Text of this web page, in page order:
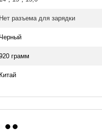
Нет разъема для зарядки
Черный
грамм
Китай